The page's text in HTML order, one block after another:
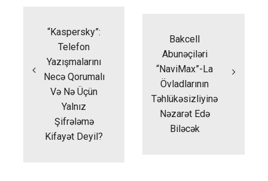
“Kaspersky”:
Telefon
Yazışmalarını
Necə Qorumalı
Və Nə Üçün
Yalnız
Şifrələmə
Kifayət Deyil?
Bakcell
Abunəçiləri
“NaviMax”-La
Övladlarının
Təhlükəsizliyinə
Nəzarət Edə
Biləcək